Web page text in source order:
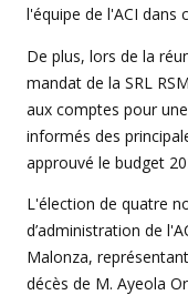
l'équipe de l'ACI dans
De plus, lors de la
mandat de la SRL
aux comptes pour
informés des
approuvé le budget
L'élection de quatre
d’administration de
Malonza,
décès de M. Ayeola